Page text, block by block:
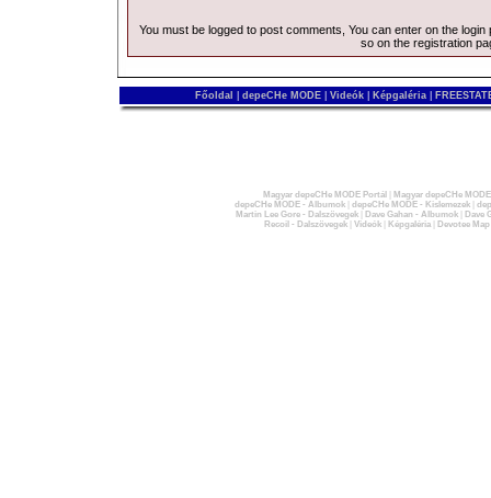
You must be logged to post comments, You can enter on the login
so on the registration
Főoldal depeCHe MODE Videók Képgaléria
Magyar depeCHe MODE Portál
Magyar depeCHe
depeCHe MODE - Albumok| depeCHe MODE - Kislemezek|
Martin Lee Gore - Dalszövegek| Dave Gahan - Albumok|
Dave
Recoil - Dalszövegek| Videók| Képgaléria| Devotee Map